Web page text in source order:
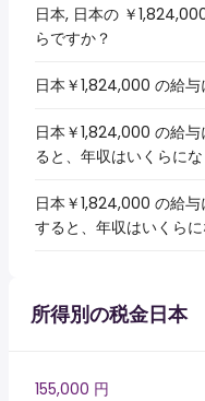
日本, 日本の ￥
らですか？
日本￥1,824,000 の給
日本￥1,824,000 の給
ると、年収はいくらに
日本￥1,824,000 の給
すると、年収はいくら
所得別の税金日本
155,000 円